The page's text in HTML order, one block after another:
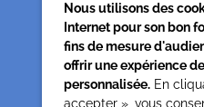
Nous utilisons des
Internet pour son bon
fins de mesure
offrir une expérience
personnalisée. En
accepter », vous